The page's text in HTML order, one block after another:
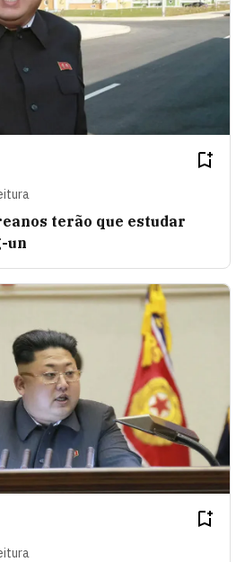
terão que estudar
un